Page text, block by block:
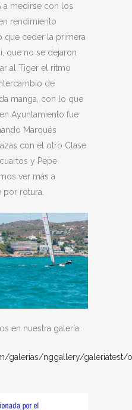
a medirse con los
rendimiento
que ceder la primera
que no se dejaron
al Tiger el ritmo
de
manga, con lo que
Ayuntamiento fue
Marqués
con el otro Clase
y Pepe
ver más a
por rotura.
en nuestra galería:
galerias/nggallery/galeriatest/